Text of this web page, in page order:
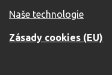
Naše technologie
Zásady cookies (EU)